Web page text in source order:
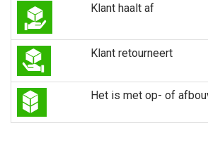
Klant haalt af
Klant retourneert
Het is met op- of